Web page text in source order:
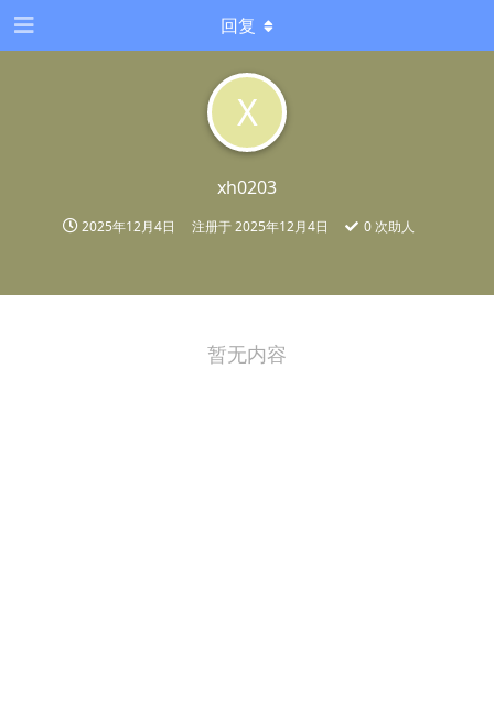
X
xh0203
2025年12月4日 注册于2025年12月4日 0 次助人
回复
暂无内容